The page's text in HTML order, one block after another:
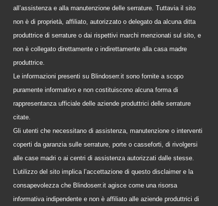
all’assistenza e alla manutenzione delle serrature. Tuttavia il sito
non è di proprietà, affiliato, autorizzato o delegato da alcuna ditta
produttrice di serrature o dai rispettivi marchi menzionati sul sito, e
non è collegato direttamente o indirettamente alla casa madre
produttrice.
Le informazioni presenti su Blindoserr.it sono fornite a scopo
puramente informativo e non costituiscono alcuna forma di
rappresentanza ufficiale delle aziende produttrici delle serrature
citate.
Gli utenti che necessitano di assistenza, manutenzione o interventi
coperti da garanzia sulle serrature, porte o casseforti, di rivolgersi
alle case madri o ai centri di assistenza autorizzati dalle stesse.
L’utilizzo del sito implica l’accettazione di questo disclaimer e la
consapevolezza che Blindoserr.it agisce come una risorsa
informativa indipendente e non è affiliato alle aziende produttrici di